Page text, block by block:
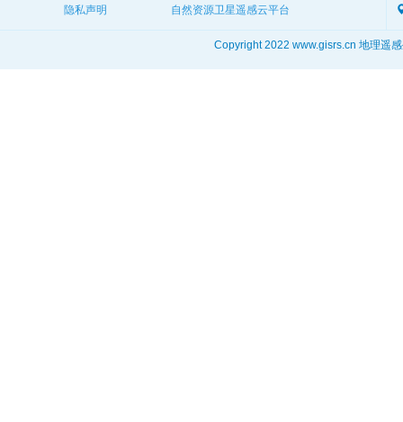
隐私声明
自然资源卫星遥感云平台
Copyright 2022 www.gisrs.cn 地理遥